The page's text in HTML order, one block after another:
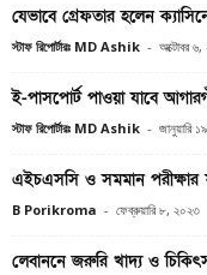
যেভাবে গ্রেফতার হলেন
স্টাফ রিপোর্টারঃ MD Ashik - অক্টোবর
ই-পাসপোর্ট পাওয়া যাবে
স্টাফ রিপোর্টারঃ MD Ashik - জানুয়ারি
এইচএসসি ও সমমান পরীক্ষার
B Porikroma - ফেব্রুয়ারি ৮, ২০২৩
লেবাননে জরুরি খাদ্য ও